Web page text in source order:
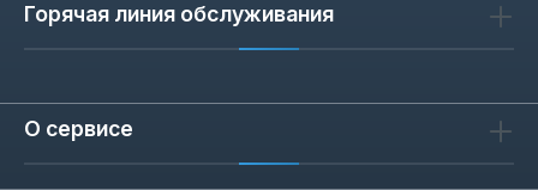
Горячая линия обслуживания
О сервисе